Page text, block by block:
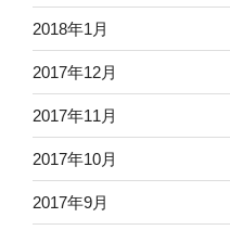
2018年1月
2017年12月
2017年11月
2017年10月
2017年9月